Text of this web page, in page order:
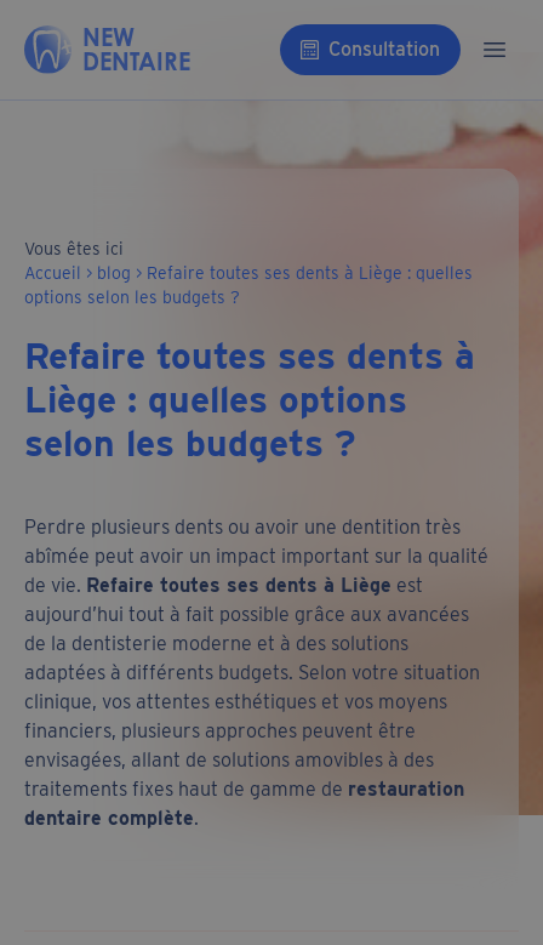
NEW
DENTAIRE
Consultation
Refaire toutes ses dents à
Liège : quelles options
selon les budgets ?
Perdre plusieurs dents ou avoir une dentition très
abîmée peut avoir un impact important sur la qualité
de vie. Refaire toutes ses dents à Liège est
aujourd’hui tout à fait possible grâce aux avancées
de la dentisterie moderne et à des solutions
adaptées à différents budgets. Selon votre situation
clinique, vos attentes esthétiques et vos moyens
financiers, plusieurs approches peuvent être
envisagées, allant de solutions amovibles à des
traitements fixes haut de gamme de restauration
dentaire complète.
Vous êtes ici
Accueil > blog > Refaire toutes ses dents à Liège : quelles
options selon les budgets ?